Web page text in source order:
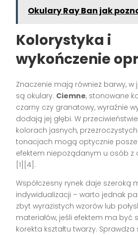
Okulary Ray Ban jak
Kolorystyka i
wykończenie
Znaczenie mają również barwy, w
są okulary. Ciemne, stonowane
czarny czy granatowy, wyraźnie
dodają jej głębi. W
kolorach jasnych,
tonacjach mogą optycznie
efektem niepożądanym u osób z
[1][4] .
Współczesny rynek daje szeroką
indywidualizacji – warto jednak
zbyt wyrazistych wzorów lub
materiałów, jeśli efektem ma być
korekta kształtu twarzy. Sprawdza